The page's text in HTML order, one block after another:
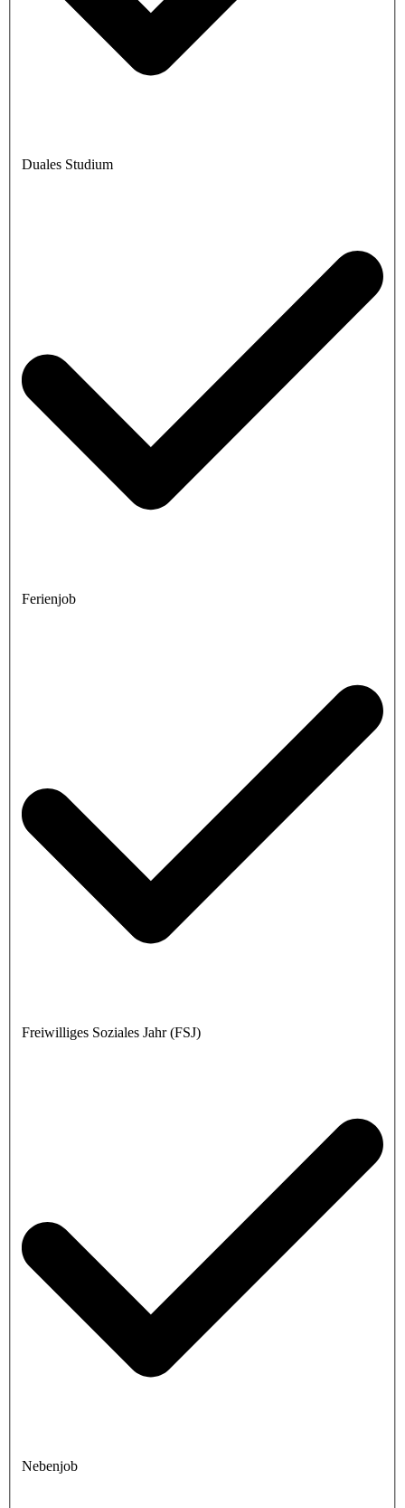
Duales Studium
Ferienjob
Freiwilliges Soziales Jahr (FSJ)
Nebenjob